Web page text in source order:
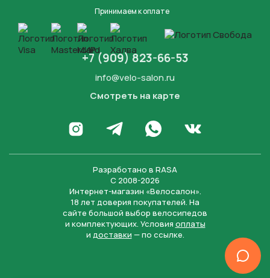
Принимаем к оплате
+7 (909) 823-66-53
info@velo-salon.ru
Смотреть на карте
Перейти в Инстаграм
Написать в Телеграм
Написать в WhatsApp
Перейти во
Разработано в RASA
С 2008-2026
Интернет-магазин «Велосалон».
18 лет доверия покупателей. На
сайте большой выбор велосипедов
и комплектующих. Условия оплаты
и доставки — по ссылке.